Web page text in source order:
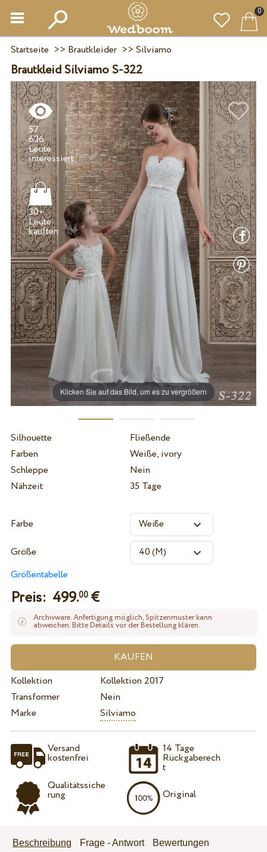
0
Startseite >> Brautkleider>> Silviamo
Brautkleid Silviamo S-322
Klicken Sie auf das Bild, um es zu vergrößern
57
636
Leute
interessiert
30+
Leute
Silhouette
Fließende
Farben
Weiße, ivory
Schleppe
Nein
Nähzeit
35 Tage
Farbe
Größe
Größentabelle
Preis: 499.00€
Archivware. Anfertigung möglich, Spitzenmuster kann
abweichen. Bitte Details vor der Bestellung klären.
Kollektion
Kollektion 2017
Transformer
Nein
Marke
Silviamo
Versand
kostenfrei
Qualitätssiche
rung
14 Tage
Rückgaberech
t
Original
Beschreibung Frage - Antwort Bewertungen